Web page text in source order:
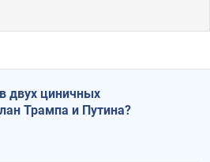
двух циничных
Трампа и Путина?